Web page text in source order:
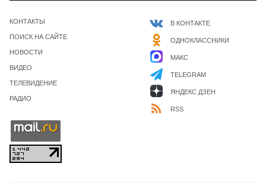
КОНТАКТЫ
ПОИСК НА САЙТЕ
НОВОСТИ
ВИДЕО
ТЕЛЕВИДЕНИЕ
РАДИО
В КОНТАКТЕ
ОДНОКЛАССНИКИ
МАКС
TELEGRAM
ЯНДЕКС ДЗЕН
RSS